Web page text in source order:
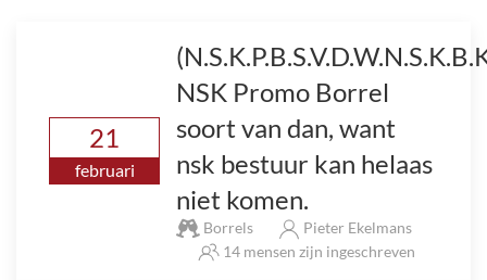
21
februari
NSK Promo Borrel
soort van dan, want
nsk bestuur kan helaas
niet komen.
Borrels
Pieter Ekelmans
14 mensen zijn ingeschreven